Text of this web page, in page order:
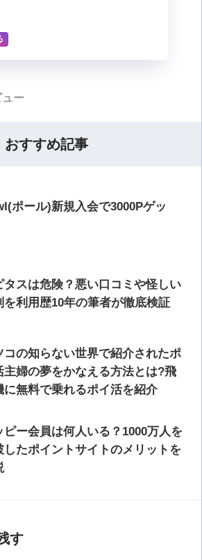
ュー
おすすめ記事
ポール)新規入会で3000Pゲッ
タスは危険？悪い口コミや怪しい
を利用歴10年の筆者が徹底検証
コの知らない世界で紹介されたポ
主婦の夢をかなえる方法とは?飛
に無料で乗れるポイ活を紹介
ピー会員は何人いる？1000万人を
したポイントサイトのメリットを
す